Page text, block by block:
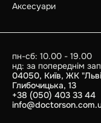
Аксесуари
пн-сб: 10.00 - 19.00
нд: за попереднім
04050, Київ, ЖК
Глибочицька, 13
+38 (050) 403 33 44